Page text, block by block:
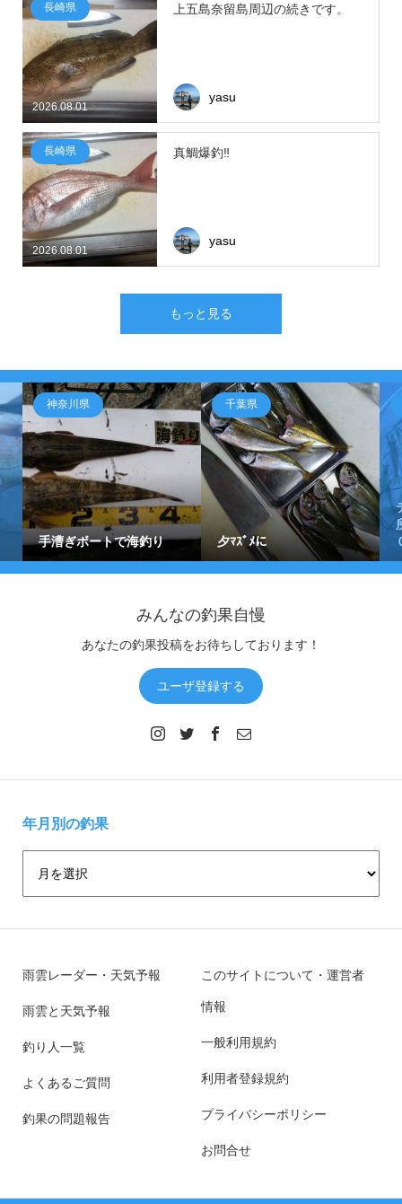
2026.08.01
長崎県 上五島奈留島周辺の続きです。
yasu
2026.08.01
長崎県 真鯛爆釣‼
yasu
もっと見る
神奈川県
手漕ぎボートで海釣り
千葉県
夕ﾏｽﾞﾒに
みんなの釣果自慢
あなたの釣果投稿をお待ちしております！
ユーザ登録する
年月別の釣果
雨雲レーダー・天気予報
雨雲と天気予報
釣り人一覧
よくあるご質問
釣果の問題報告
このサイトについて・運営者
情報
一般利用規約
利用者登録規約
プライバシーポリシー
お問合せ